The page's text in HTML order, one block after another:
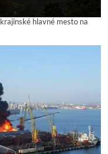
hlavné mesto na